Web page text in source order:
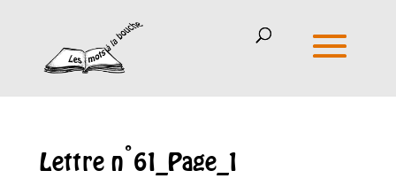
Lettre n°61_Page_1